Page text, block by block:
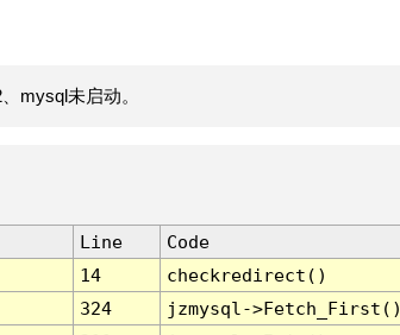
mysql未启动。
Line
Code
14
checkredirect()
324
jzmysql-